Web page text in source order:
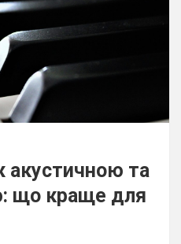
акустичною та
що краще для